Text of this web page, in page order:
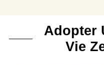
Adopter
Vie